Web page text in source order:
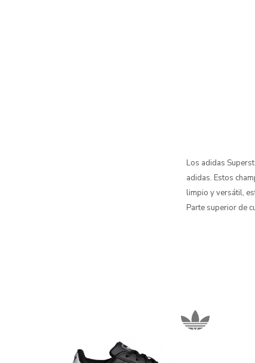
Los adidas
adidas. Estos
limpio y versátil,
Parte superior de